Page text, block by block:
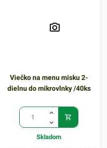
Viečko na menu misku 2-
dielnu do mikrovlnky /40ks
Skladom